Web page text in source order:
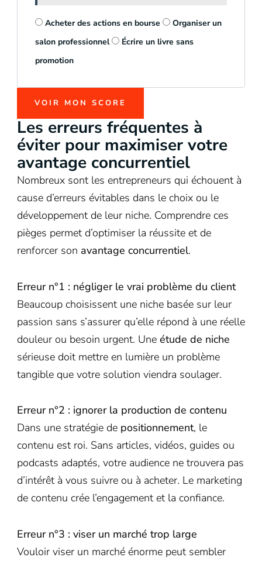
Acheter des actions en bourse
salon professionnel
promotion
VOIR MON SCORE
Les erreurs fréquentes à
éviter pour maximiser votre
avantage concurrentiel
Nombreux sont les entrepreneurs qui échouent à
cause d’erreurs évitables dans le choix ou le
développement de leur niche. Comprendre ces
pièges permet d’optimiser la réussite et de
renforcer son avantage concurrentiel.
Erreur n°1 : négliger le vrai problème du client
Beaucoup choisissent une niche basée sur leur
passion sans s’assurer qu’elle répond à une réelle
douleur ou besoin urgent. Une étude de niche
sérieuse doit mettre en lumière un problème
tangible que votre solution viendra soulager.
Erreur n°2 : ignorer la production de contenu
Dans une stratégie de positionnement, le
contenu est roi. Sans articles, vidéos, guides ou
podcasts adaptés, votre audience ne trouvera pas
d’intérêt à vous suivre ou à acheter. Le marketing
de contenu crée l’engagement et la confiance.
Erreur n°3 : viser un marché trop large
Vouloir viser un marché énorme peut sembler